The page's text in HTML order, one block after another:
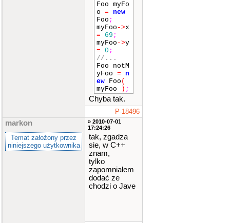
Foo myFo
o = new
Foo ;
myFoo ->x
=
69 ;
myFoo ->y
= 0 ;
//...
Foo notM
yFoo = n
ew Foo (
myFoo
) ;
Chyba tak.
P-18496
markon
Temat założony przez
niniejszego użytkownika
» 2010-07-01
17:24:26
tak, zgadza
sie, w C++
znam,
tylko
zapomniałem
dodać ze
chodzi o Jave